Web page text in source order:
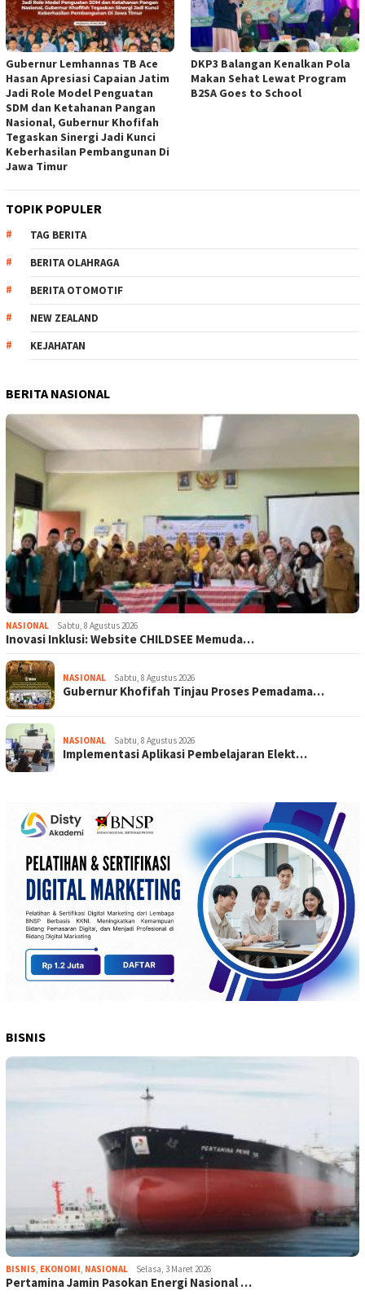
Gubernur Lemhannas TB Ace
Hasan Apresiasi Capaian Jatim
Jadi Role Model Penguatan
SDM dan Ketahanan Pangan
Nasional, Gubernur Khofifah
Tegaskan Sinergi Jadi Kunci
Keberhasilan Pembangunan Di
Jawa Timur
DKP3 Balangan Kenalkan Pola
Makan Sehat Lewat Program
B2SA Goes to School
TOPIK POPULER
TAG BERITA
BERITA OLAHRAGA
BERITA OTOMOTIF
NEW ZEALAND
KEJAHATAN
BERITA NASIONAL
NASIONAL Sabtu, 8 Agustus 2026
Inovasi Inklusi: Website CHILDSEE Memuda…
NASIONAL Sabtu, 8 Agustus 2026
Gubernur Khofifah Tinjau Proses Pemadama…
NASIONAL Sabtu, 8 Agustus 2026
Implementasi Aplikasi Pembelajaran Elekt…
BISNIS
BISNIS, EKONOMI, NASIONAL Selasa, 3 Maret 2026
Pertamina Jamin Pasokan Energi Nasional …